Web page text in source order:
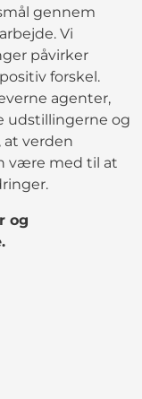
gennem
Vi
påvirker
forskel.
agenter,
udstillingerne og
at verden
være med til at
og